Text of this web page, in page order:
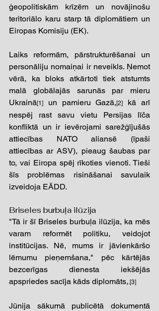
ģeopolitiskām krīzēm un novājinošu
teritoriālo karu starp tā diplomātiem un
Eiropas Komisiju (EK).
Laiks reformām, pārstrukturēšanai un
personāliju nomaiņai ir neveikls. Ņemot
vērā, ka bloks atkārtoti tiek atstumts
malā globālajās sarunās par mieru
Ukrainā[1] un pamieru Gazā,[2]
kā arī
nespēj rast savu vietu Persijas līča
konfliktā un ir ievērojami sarežģījušās
attiecības NATO aliansē (īpaši
attiecības ar ASV), pieaug šaubas par
to, vai Eiropa spēj rīkoties vienoti. Tieši
šīs problēmas risināšanai savulaik
izveidoja EĀDD.
Briseles burbuļa ilūzija
"Tā ir šī Briseles burbuļa ilūzija, ka mēs
varam reformēt politiku, veidojot
institūcijas. Nē, mums ir jāvienkāršo
lēmumu pieņemšana," pēc kārtējās
bezcerīgas dienesta iekšējās
apspriedes sacīja kāds diplomāts,.[3]
Jūnija sākumā publicētā dokumentā